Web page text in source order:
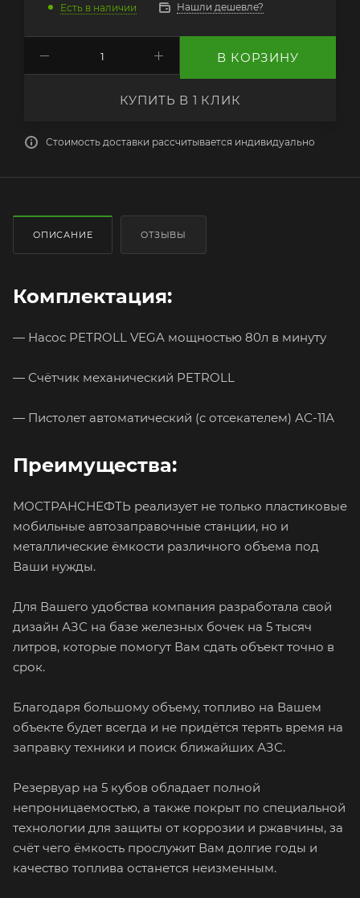
Есть в наличии Нашли дешевле?
В КОРЗИНУ
КУПИТЬ В 1 КЛИК
Стоимость доставки рассчитывается индивидуально
ОПИСАНИЕ ОТЗЫВЫ
Комплектация:
— Насос PETROLL VEGA мощностью 80л в минуту
— Счётчик механический PETROLL
— Пистолет автоматический (с отсекателем) АС-11А
Преимущества:
МОСТРАНСНЕФТЬ реализует не только пластиковые
мобильные автозаправочные станции, но и
металлические ёмкости различного объема под
Ваши нужды.
Для Вашего удобства компания разработала свой
дизайн АЗС на базе железных бочек на 5 тысяч
литров, которые помогут Вам сдать объект точно в
срок.
Благодаря большому объему, топливо на Вашем
объекте будет всегда и не придётся терять время на
заправку техники и поиск ближайших АЗС.
Резервуар на 5 кубов обладает полной
непроницаемостью, а также покрыт по специальной
технологии для защиты от коррозии и ржавчины, за
счёт чего ёмкость прослужит Вам долгие годы и
качество топлива останется неизменным.